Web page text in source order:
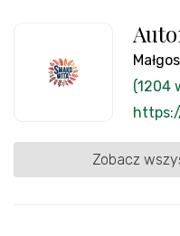
(1204
Zobacz